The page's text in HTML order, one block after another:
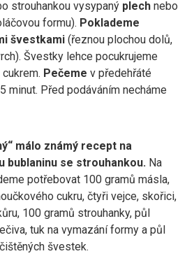
strouhankou vysypaný plech nebo
formu). Poklademe
švestkami (řeznou plochou dolů,
Švestky lehce pocukrujeme
Pečeme v předehřáté
minut. Před podáváním necháme
málo známý recept na
bublaninu se strouhankou. Na
potřebovat 100 gramů másla,
cukru, čtyři vejce, skořici,
100 gramů strouhanky, půl
tuk na vymazání formy a půl
švestek.